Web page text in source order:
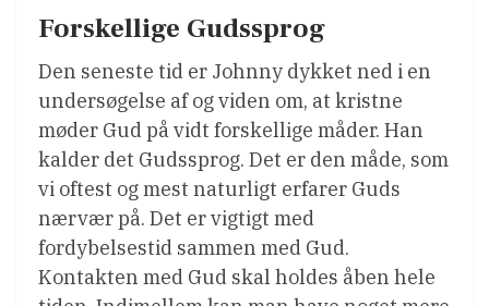
Forskellige Gudssprog
Den seneste tid er Johnny dykket ned i en
undersøgelse af og viden om, at kristne
møder Gud på vidt forskellige måder. Han
kalder det Gudssprog. Det er den måde, som
vi oftest og mest naturligt erfarer Guds
nærvær på. Det er vigtigt med
fordybelsestid sammen med Gud.
Kontakten med Gud skal holdes åben hele